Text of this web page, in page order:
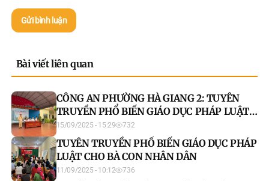
Gửi bình luận
Bài viết liên quan
CÔNG AN PHƯỜNG HÀ GIANG 2: TUYÊN
TRUYỀN PHỔ BIẾN GIÁO DỤC PHÁP LUẬT
NĂM 2025
15/09/2025 - 15:29 732
TUYÊN TRUYỀN PHỔ BIẾN GIÁO DỤC PHÁP
LUẬT CHO BÀ CON NHÂN DÂN
11/09/2025 - 10:12 736